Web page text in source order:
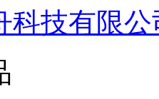
科技有限公